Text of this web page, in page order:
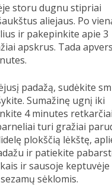
storu dugnu stipriai
aliejaus. Po
ir pakepinkite apie 3
apskrus. Tada
padažą, sudėkite
Sumažinę ugnį iki
4 minutes
turi gražiai
plokščią lėkštę,
ir patiekite
ir sausoje keptuvėje
sėklomis.